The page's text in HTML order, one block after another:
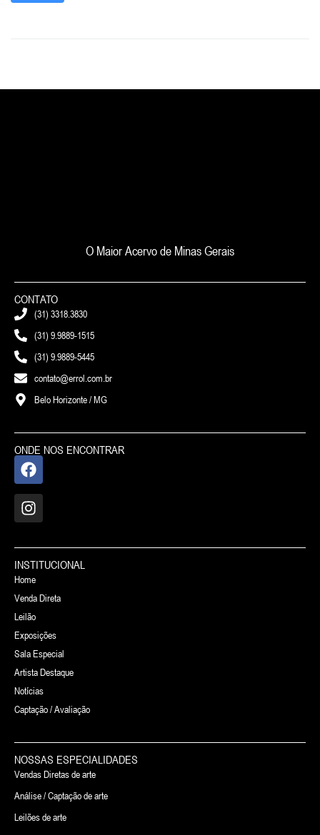
O Maior Acervo de Minas Gerais
CONTATO
(31) 3318.3830
(31) 9.9889-1515
(31) 9.9889-5445
contato@errol.com.br
Belo Horizonte / MG
ONDE NOS ENCONTRAR
INSTITUCIONAL
Home
Venda Direta
Leilão
Exposições
Sala Especial
Artista Destaque
Notícias
Captação / Avaliação
NOSSAS ESPECIALIDADES
Vendas Diretas de arte
Análise / Captação de arte
Leilões de arte